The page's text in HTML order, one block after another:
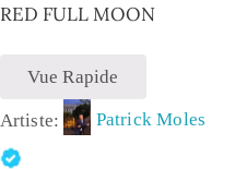
RED FULL MOON
Vue Rapide
Artiste: Patrick Moles